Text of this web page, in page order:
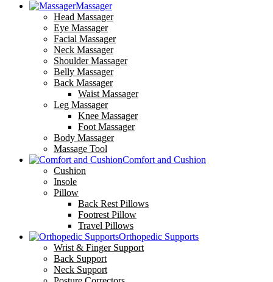
Massager
Head Massager
Eye Massager
Facial Massager
Neck Massager
Shoulder Massager
Belly Massager
Back Massager
Waist Massager
Leg Massager
Knee Massager
Foot Massager
Body Massager
Massage Tool
Comfort and Cushion
Cushion
Insole
Pillow
Back Rest Pillows
Footrest Pillow
Travel Pillows
Orthopedic Supports
Wrist & Finger Support
Back Support
Neck Support